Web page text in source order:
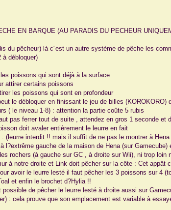
EN BARQUE (AU PARADIS DU PECHEUR
du pêcheur) là c´est un autre système de pêche les
débloquer)
poissons qui sont déjà à la surface
attirer certains poissons
les poissons qui sont en profondeur
le débloquer en finissant le jeu de billes (KOROKORO)
( le niveau 1-8) : attention la partie coûte 5 rubis
pas ferrer tout de suite , attendez en gros 1 seconde
doit avaler entièrement le leurre en fait
(leurre interdit !! mais il suffit de ne pas le montrer à
l?extrême gauche de la maison de Hena (sur
rochers (à gauche sur GC , à droite sur Wii), ni trop
à notre droite et Link doit pêcher sur la côte : Cet appât
avoir le leurre lesté il faut pêcher les 3 poissons sur 4
et enfin le brochet d?Hylia !!
de pêcher le leurre lesté à droite aussi sur
: cela prouve que son emplacement est variable à